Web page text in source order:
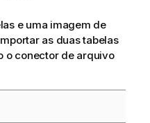
e uma imagem de
as duas tabelas
o conector de arquivo